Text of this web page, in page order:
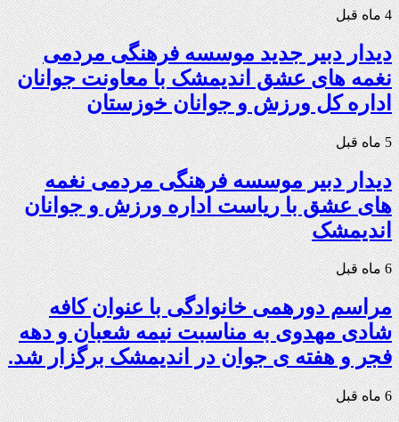
4 ماه قبل
دیدار دبیر جدید موسسه فرهنگی مردمی
نغمه های عشق اندیمشک با معاونت جوانان
اداره کل ورزش و جوانان خوزستان
5 ماه قبل
دیدار دبیر موسسه فرهنگی مردمی نغمه
های عشق با ریاست اداره ورزش و جوانان
اندیمشک
6 ماه قبل
مراسم دورهمی خانوادگی با عنوان کافه
شادی مهدوی به مناسبت نیمه شعبان و دهه
فجر و هفته ی جوان در اندیمشک برگزار شد.
6 ماه قبل